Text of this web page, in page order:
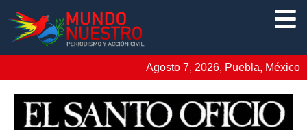
Agosto 7, 2026, Puebla, México